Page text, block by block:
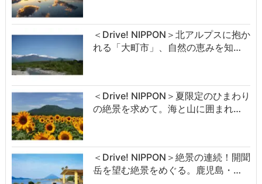
＜Drive! NIPPON＞北アルプスに抱か
れる「大町市」、自然の恵みを知…
＜Drive! NIPPON＞夏限定のひまわり
の絶景を求めて。海と山に囲まれ…
＜Drive! NIPPON＞絶景の連続！開聞
岳を望む絶景をめぐる。鹿児島・…